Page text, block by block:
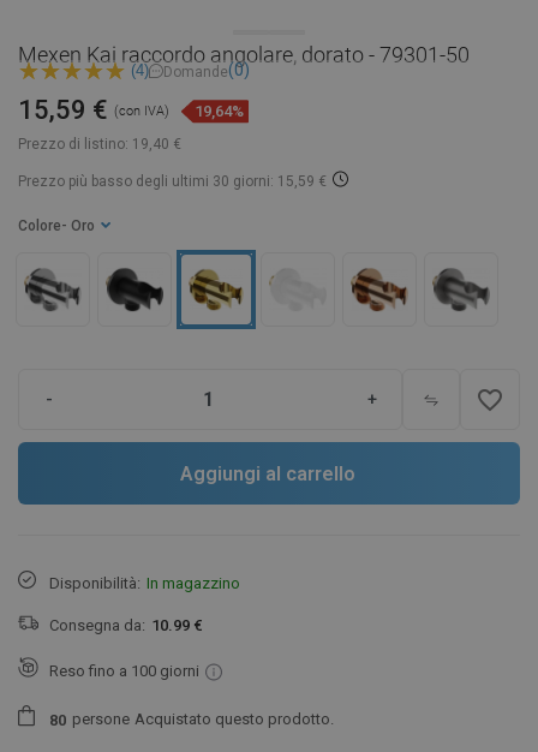
Mexen Kai raccordo angolare, dorato - 79301-50
(4) Domande(0)
Prezzo di listino: 19,40 €
15,59 € (con IVA) 19,64%
Prezzo più basso degli ultimi 30 giorni: 15,59 €
Colore - Oro
- + favorite_border
Aggiungi al carrello
Disponibilità: In magazzino
Consegna da: 10.99 €
Reso fino a 100 giorni
80 persone Acquistato questo prodotto.